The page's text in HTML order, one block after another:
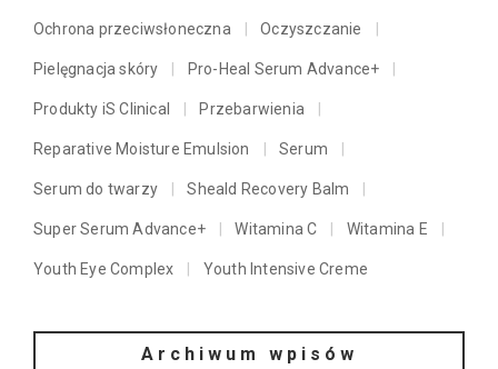
Ochrona przeciwsłoneczna Oczyszczanie
Pielęgnacja skóry Pro-Heal Serum Advance+
Produkty iS Clinical Przebarwienia
Reparative Moisture Emulsion Serum
Serum do twarzy Sheald Recovery Balm
Super Serum Advance+ Witamina C Witamina E
Youth Eye Complex Youth Intensive Creme
Archiwum wpisów